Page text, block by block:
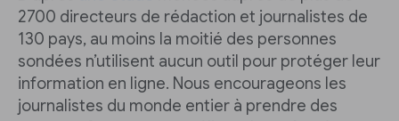
2700 directeurs de rédaction et journalistes de
130 pays, au moins la moitié des personnes
sondées n’utilisent aucun outil pour protéger leur
information en ligne. Nous encourageons les
journalistes du monde entier à prendre des